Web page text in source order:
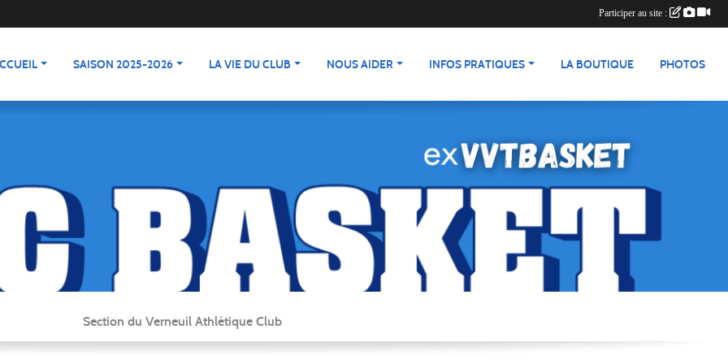
SAISON 2025-2026 LA VIE DU CLUB NOUS AIDER INFOS PRATIQUES LA BOUTIQUE PHOTOS
Section du Verneuil Athlétique Club
Participer au site :